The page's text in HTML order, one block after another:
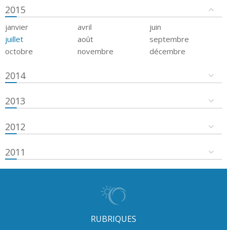
2015
janvier avril
juin
juillet
août
septembre
octobre
novembre décembre
2014
2013
2012
2011
RUBRIQUES